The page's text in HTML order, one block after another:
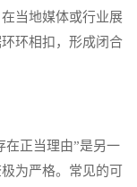
当地媒体或行业展
环相扣，形成闭合
正当理由”是另一
为严格。常见的可